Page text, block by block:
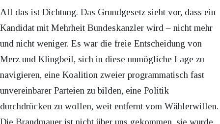
All das ist Dichtung. Das Grundgesetz sieht vor, dass ein
Kandidat mit Mehrheit Bundeskanzler wird – nicht mehr
und nicht weniger. Es war die freie Entscheidung von
Merz und Klingbeil, sich in diese unmögliche Lage zu
navigieren, eine Koalition zweier programmatisch fast
unvereinbarer Parteien zu bilden, eine Politik
durchdrücken zu wollen, weit entfernt vom Wählerwillen.
Die Brandmauer ist nicht über uns gekommen, sie wurde